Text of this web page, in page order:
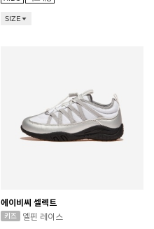
SIZE
에이비씨 셀렉트
엘핀 레이스